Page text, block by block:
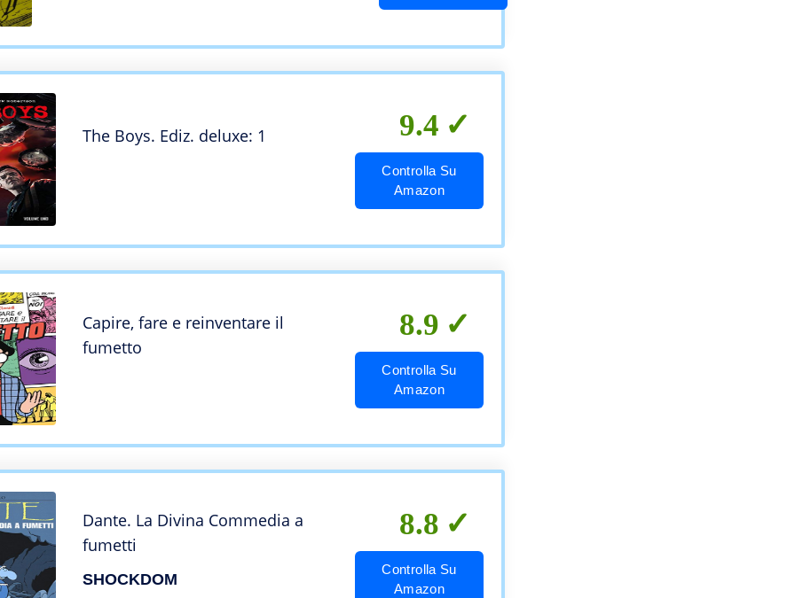
The Boys. Ediz. deluxe: 1 9.4
Controlla Su
Amazon
Capire, fare e reinventare il
fumetto
8.9
Controlla Su
Amazon
Dante. La Divina Commedia a
fumetti
SHOCKDOM
8.8
Controlla Su
Amazon